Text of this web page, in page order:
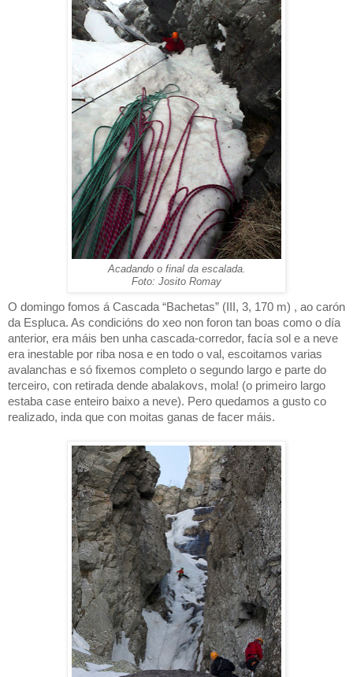
Acadando o final da escalada.
Foto: Josito Romay
O domingo fomos á Cascada “Bachetas” (III, 3, 170 m) , ao carón
da Espluca. As condicións do xeo non foron tan boas como o día
anterior, era máis ben unha cascada-corredor, facía sol e a neve
era inestable por riba nosa e en todo o val, escoitamos varias
avalanchas e só fixemos completo o segundo largo e parte do
terceiro, con retirada dende abalakovs, mola! (o primeiro largo
estaba case enteiro baixo a neve). Pero quedamos a gusto co
realizado, inda que con moitas ganas de facer máis.